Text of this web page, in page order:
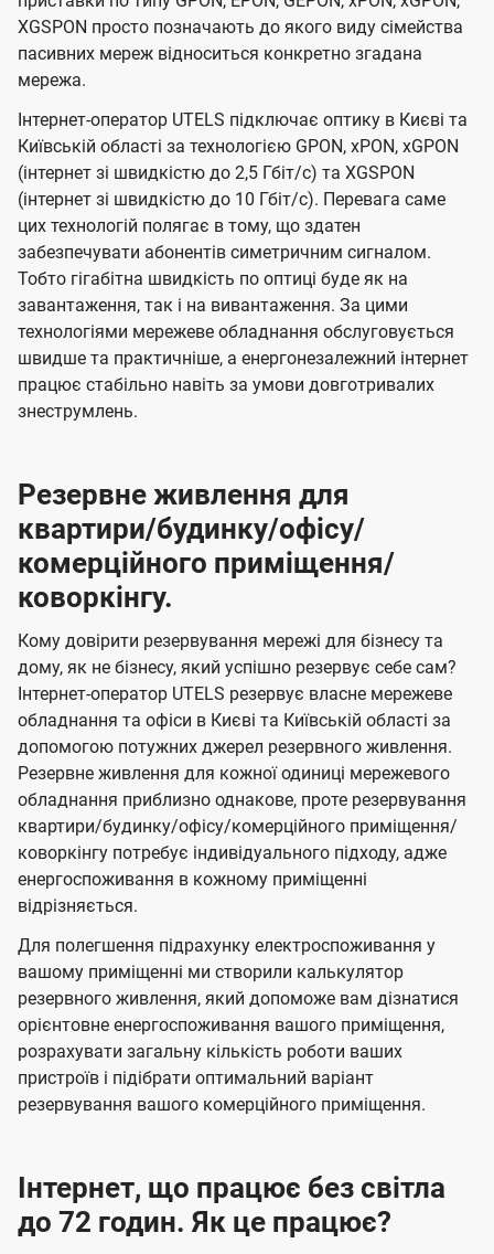
XGSPON просто позначають до якого виду сімейства
пасивних мереж відноситься конкретно згадана
мережа.
Інтернет-оператор UTELS підключає оптику в Києві та
Київській області за технологією GPON, xPON, xGPON
(інтернет зі швидкістю до 2,5 Гбіт/с) та XGSPON
(інтернет зі швидкістю до 10 Гбіт/с). Перевага саме
цих технологій полягає в тому, що здатен
забезпечувати абонентів симетричним сигналом.
Тобто гігабітна швидкість по оптиці буде як на
завантаження, так і на вивантаження. За цими
технологіями мережеве обладнання обслуговується
швидше та практичніше, а енергонезалежний інтернет
працює стабільно навіть за умови довготривалих
знеструмлень.
Резервне живлення для
квартири/будинку/офісу/
комерційного приміщення/
коворкінгу.
Кому довірити резервування мережі для бізнесу та
дому, як не бізнесу, який успішно резервує себе сам?
Інтернет-оператор UTELS резервує власне мережеве
обладнання та офіси в Києві та Київській області за
допомогою потужних джерел резервного живлення.
Резервне живлення для кожної одиниці мережевого
обладнання приблизно однакове, проте резервування
квартири/будинку/офісу/комерційного приміщення/
коворкінгу потребує індивідуального підходу, адже
енергоспоживання в кожному приміщенні
відрізняється.
Для полегшення підрахунку електроспоживання у
вашому приміщенні ми створили калькулятор
резервного живлення, який допоможе вам дізнатися
орієнтовне енергоспоживання вашого приміщення,
розрахувати загальну кількість роботи ваших
пристроїв і підібрати оптимальний варіант
резервування вашого комерційного приміщення.
Інтернет, що працює без світла
до 72 годин. Як це працює?